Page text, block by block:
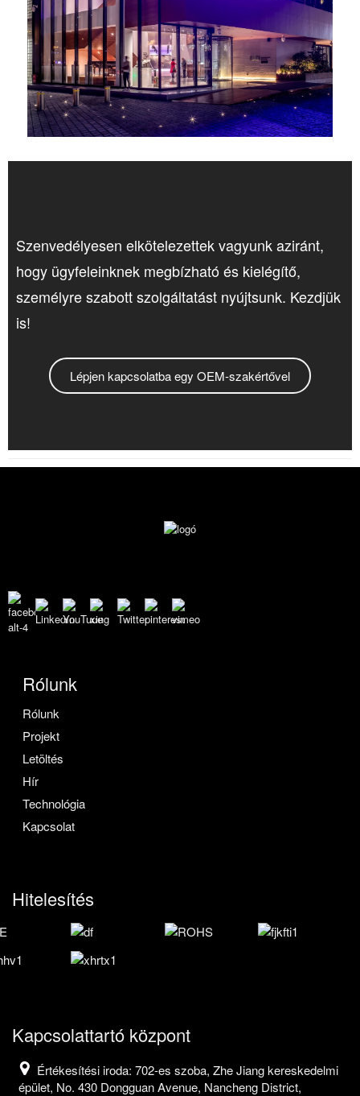
Szenvedélyesen elkötelezettek vagyunk aziránt,
hogy ügyfeleinknek megbízható és kielégítő,
személyre szabott szolgáltatást nyújtsunk. Kezdjük
is!
Lépjen kapcsolatba egy OEM-szakértővel
Rólunk
Rólunk
Projekt
Letöltés
Hír
Technológia
Kapcsolat
Hitelesítés
Kapcsolattartó központ
Értékesítési iroda: 702-es szoba, Zhe Jiang kereskedelmi
épület, No. 430 Dongguan Avenue, Nancheng District,